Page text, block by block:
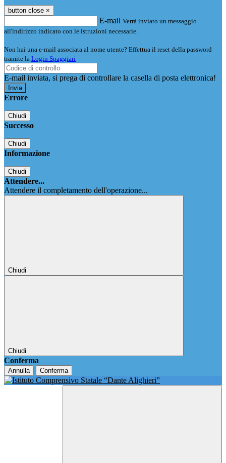
button close ×
E-mail Verrà inviato un messaggio
all'indirizzo indicato con le istruzioni necessarie.
Non hai una e-mail associata al nome utente? Effettua il reset della password
tramite la Login Spaggiari
E-mail inviata, si prega di controllare la casella di posta elettronica!
Errore
Chiudi
Successo
Chiudi
Informazione
Chiudi
Attendere...
Attendere il completamento dell'operazione...
Chiudi
Chiudi
Conferma
Annulla Conferma